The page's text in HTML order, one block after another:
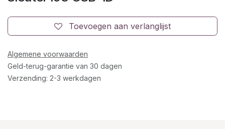
Toevoegen aan verlanglijst
Algemene voorwaarden
Geld-terug-garantie van 30 dagen
Verzending: 2-3 werkdagen